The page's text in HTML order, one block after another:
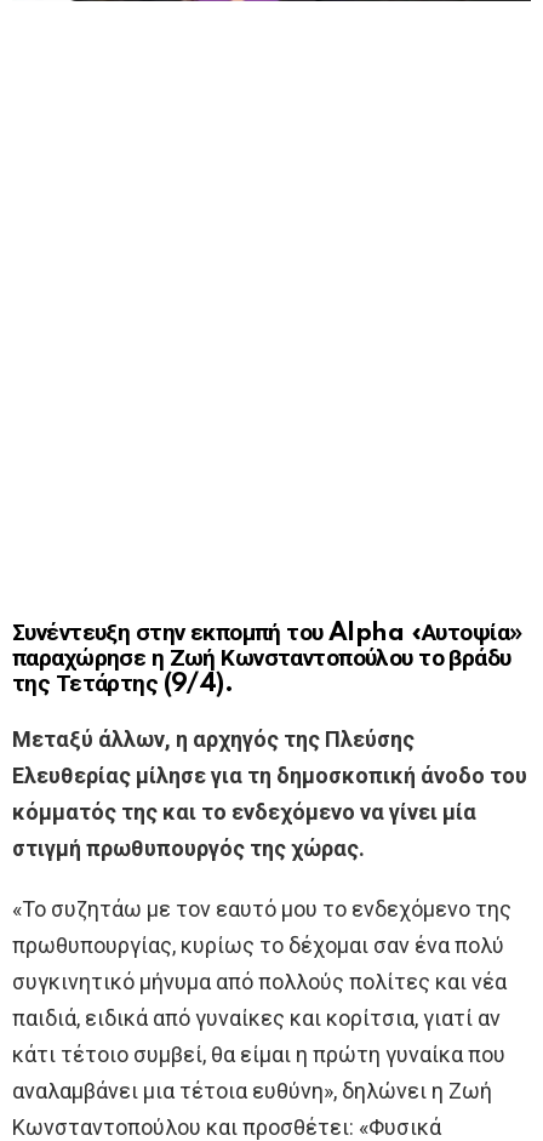
Συνέντευξη στην εκπομπή του Alpha «Αυτοψία»
παραχώρησε η Ζωή Κωνσταντοπούλου το βράδυ
της Τετάρτης (9/4).
Μεταξύ άλλων, η αρχηγός της Πλεύσης
Ελευθερίας μίλησε για τη δημοσκοπική άνοδο του
κόμματός της και το ενδεχόμενο να γίνει μία
στιγμή πρωθυπουργός της χώρας.
«Το συζητάω με τον εαυτό μου το ενδεχόμενο της
πρωθυπουργίας, κυρίως το δέχομαι σαν ένα πολύ
συγκινητικό μήνυμα από πολλούς πολίτες και νέα
παιδιά, ειδικά από γυναίκες και κορίτσια, γιατί αν
κάτι τέτοιο συμβεί, θα είμαι η πρώτη γυναίκα που
αναλαμβάνει μια τέτοια ευθύνη», δηλώνει η Ζωή
Κωνσταντοπούλου και προσθέτει: «Φυσικά